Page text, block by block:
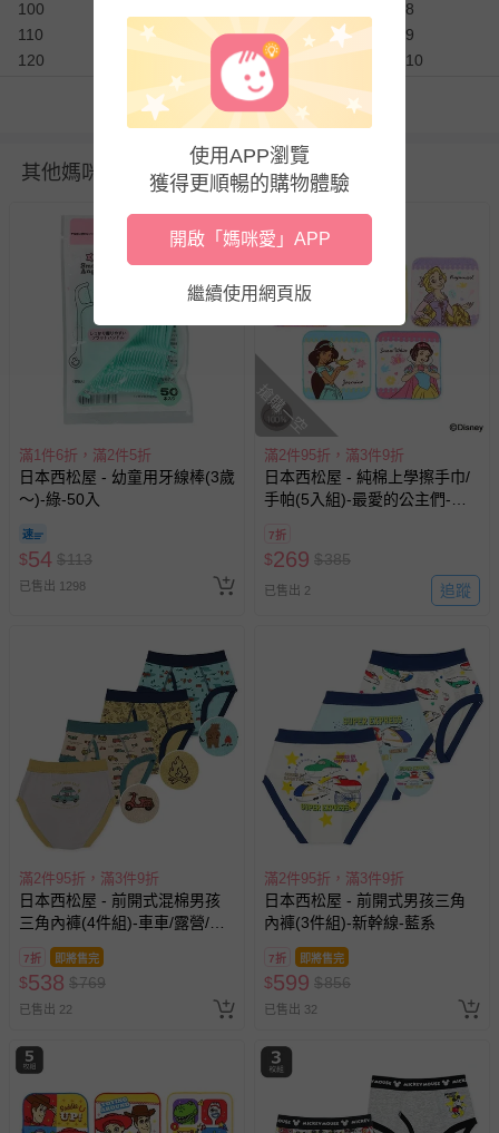
100
8
110
40 42
9
120
42 44
10
46 44 46
您所購買的商品享有7天的鑑賞期／猶豫期權益，但此期間
並非試用期，您所退回的商品必須是未經使用的全新狀態，
如需退換貨，請於收到商品7天（含例假日內提出），如為
瑕疵退換貨所產生的運費，將由媽咪愛負責處理，若非瑕疵
退貨，您可至『查詢訂單』>『已出貨』中查詢該筆訂單，
並點選『我要退貨』即可進行申請。若有相關退貨問題，請
至媽咪愛 LINE@客服ID: @mamilove我們將依序為您處理
與服務，謝謝。
針對滿件折/滿額贈…等活動，如因部份退貨，而該訂單保
留商品未達活動門檻，將以原價計算，活動贈品亦需一併退
回。
部分商品依據消費者保護法的規定，不適用七天鑑賞期/猶
豫期範圍：
易於腐敗、保存期限較短或解約時即將逾期（例如生鮮
客製化商品（例如客製生日書、姓名貼等）。
報紙、期刊或雜誌（惟書籍如經拆封、使用，則酌收整
新費用）。
經消費者拆封之影音商品或電腦軟體（例如 DVD、CD
等）。
非以有形媒介提供之數位內容或一經提供即為完成之線
上服務，經消費者事先同意始提供（例如線上課程、遊
戲或活動點數等）。
已拆封之以下類型商品：
-個人衛生用品（例如尿布、貼身衣物、泳裝、襪子、地
墊、寢具類等）。
-新生兒親膚衣物（嬰幼兒包巾與背巾、包屁衣、學習
褲、紗布衣等）。
-接觸性孕哺產品（奶嘴、奶瓶、擠乳器、哺乳衣、托腹
-其他原廠盒裝商品封口處已貼上「不可拆封」，或具警
示字句等說明貼紙、封條者。
國際航空、客運、訂房等服務。
看更多
其他媽咪也在逛
滿1件6折，滿2件5折
日本西松屋 - 幼童用牙線棒(3歲
～)-綠-50入
$54 $113
已售出 1298
搶購一空
滿2件95折，滿3件9折
日本西松屋 - 純棉上學擦手巾/
手帕(5入組)-最愛的公主們-粉
7折
$269 $385
已售出 2 追蹤
滿2件95折，滿3件9折
日本西松屋 - 前開式混棉男孩
三角內褲(4件組)-車車/露營/小
熊-灰綠黃
7折 即將售完
$538 $769
已售出 22
滿2件95折，滿3件9折
日本西松屋 - 前開式男孩三角
內褲(3件組)-新幹線-藍系
7折 即將售完
$599 $856
已售出 32
使用APP瀏覽
獲得更順暢的購物體驗
開啟「媽咪愛」APP
繼續使用網頁版